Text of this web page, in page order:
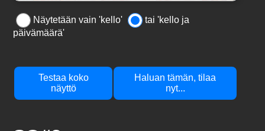
Näytetään vain 'kello'
tai 'kello ja
päivämäärä'
Testaa koko
näyttö
Haluan tämän, tilaa
nyt...